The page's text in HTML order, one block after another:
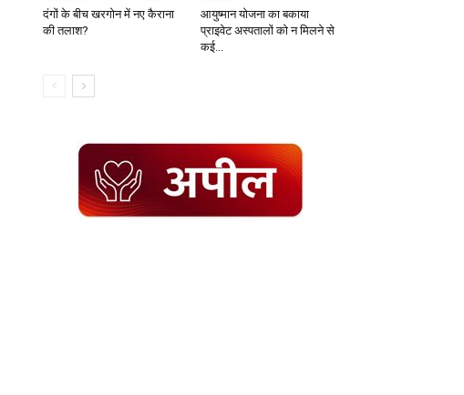
दंगों के बीच खरगोन में नए कैराना
की तलाश?
आयुष्मान योजना का बकाया
प्राइवेट अस्पतालों को न मिलने से
कई...